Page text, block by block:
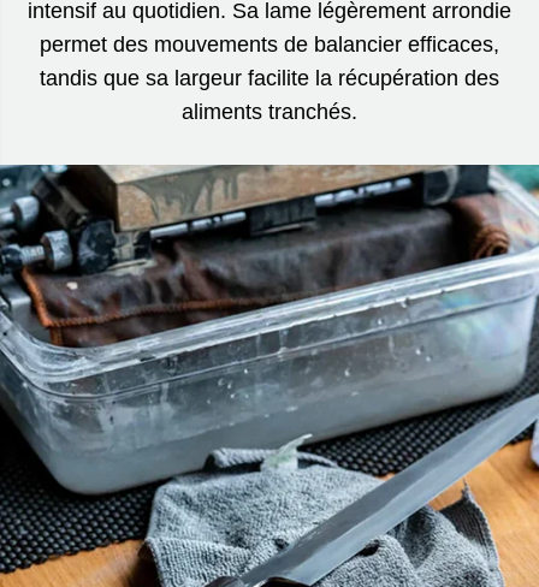
intensif au quotidien. Sa lame légèrement arrondie
permet des mouvements de balancier efficaces,
tandis que sa largeur facilite la récupération des
aliments tranchés.